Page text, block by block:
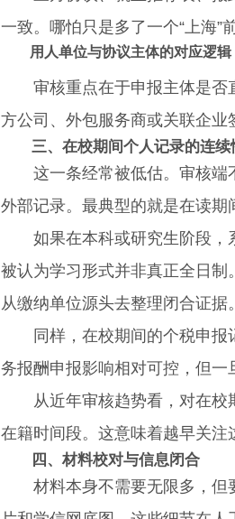
一致。哪怕只是多了一个“上海”
用人单位与协议主体的对应逻辑
审核重点在于申报主体是否
方公司、外包服务商或关联企业
三、在校期间个人记录的连续
这一条经常被低估。审核端
外部记录。最典型的就是在读期
如果在本科或研究生阶段，
被认为学习形式并非真正全日
从缴纳单位源头去整理闭合证据。
同样，在校期间的个税申报
务报酬申报影响相对可控，但一
从近年审核趋势看，对在校
在籍时间段。这意味着越早关注
四、材料校对与信息闭合
材料本身不需要无限多，但要